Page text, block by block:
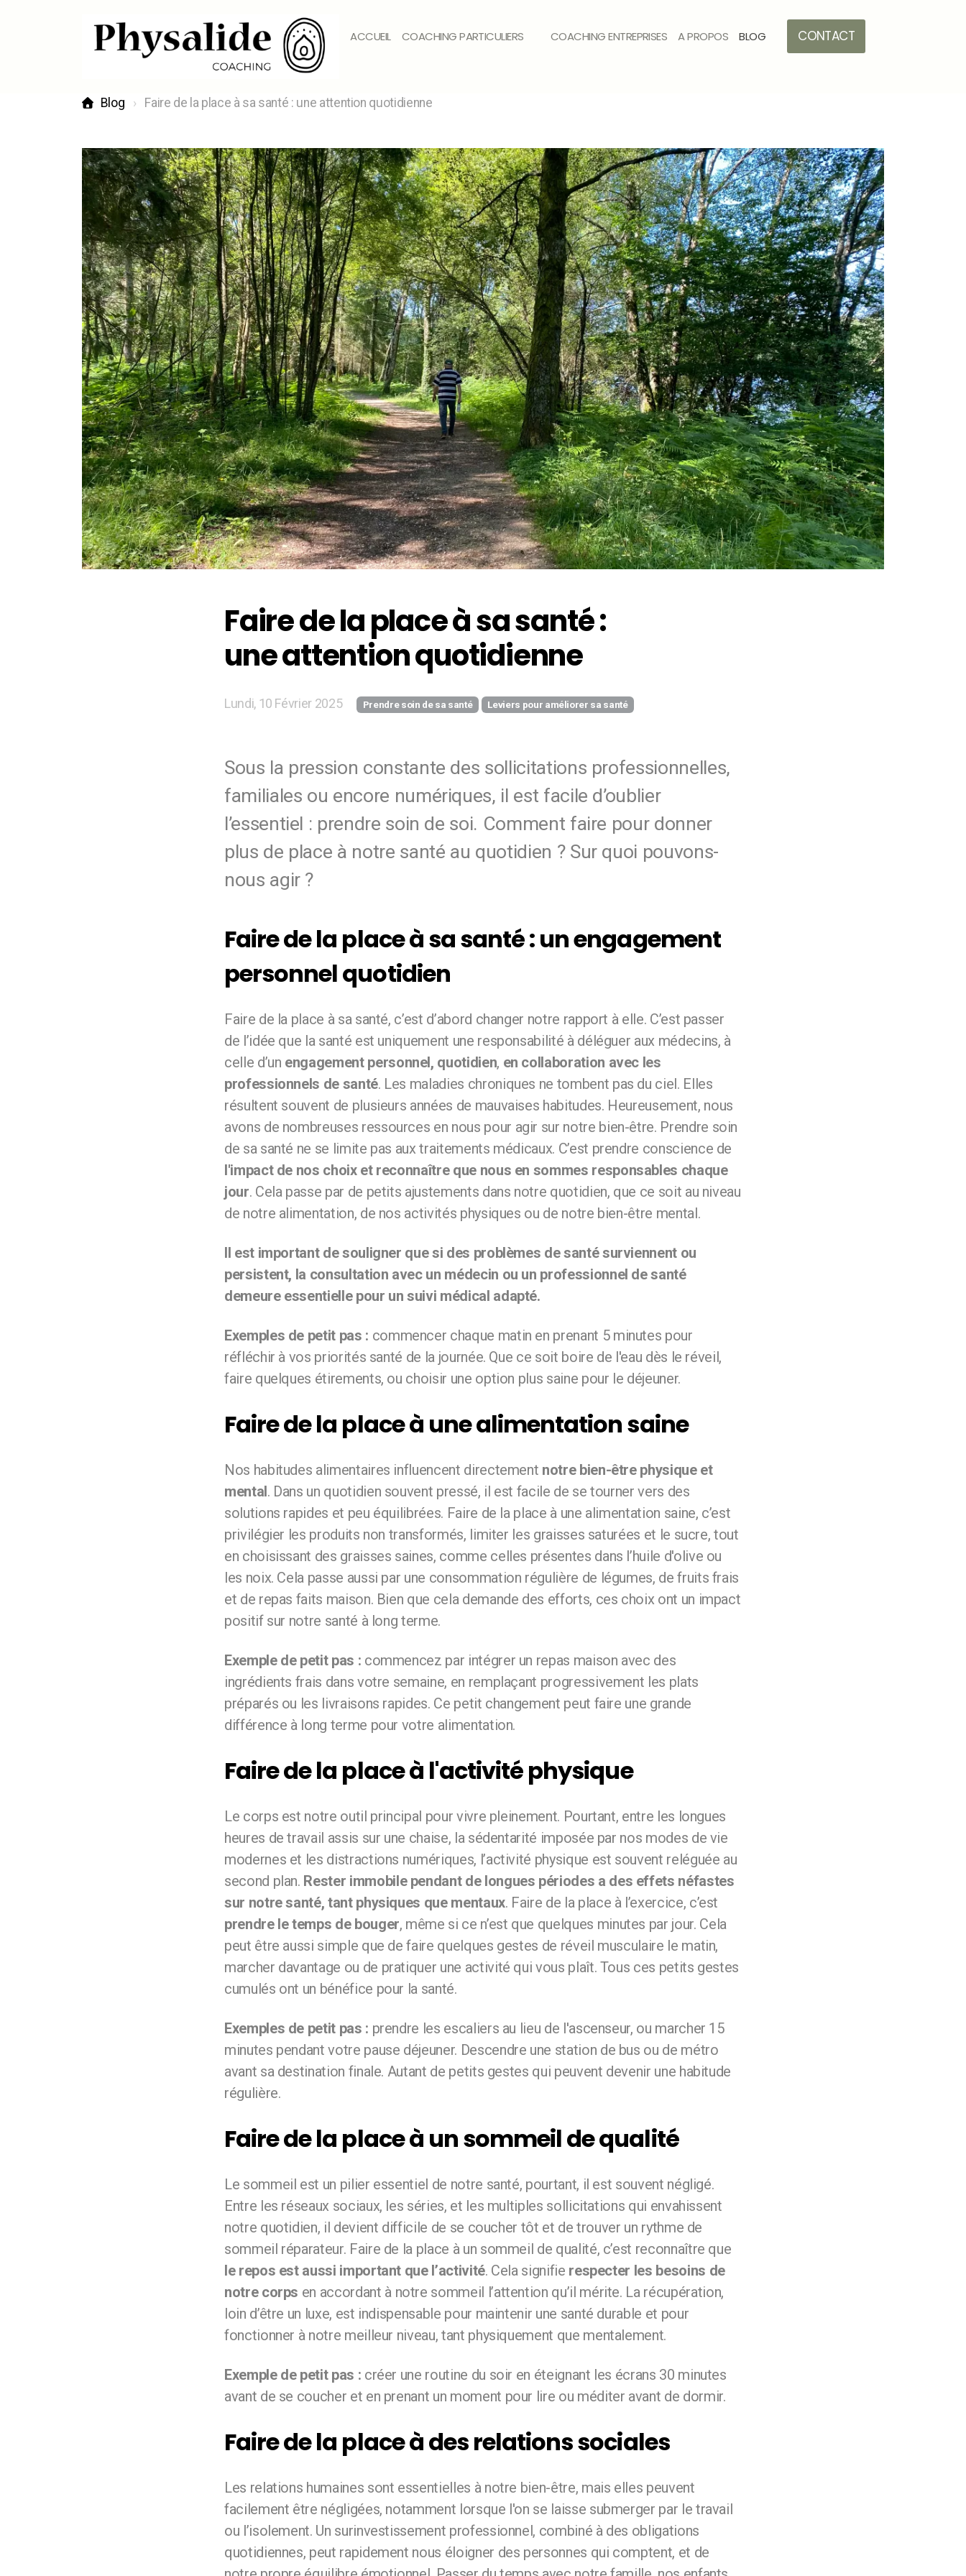
ACCUEIL COACHING PARTICULIERS COACHING ENTREPRISES A PROPOS BLOG CONTACT
Blog Faire de la place à sa santé : une attention quotidienne
Faire de la place à sa santé :
une attention quotidienne
Lundi, 10 Février 2025 Prendre soin de sa santé Leviers pour améliorer sa santé
Sous la pression constante des sollicitations professionnelles,
familiales ou encore numériques, il est facile d’oublier
l’essentiel : prendre soin de soi. Comment faire pour donner
plus de place à notre santé au quotidien ? Sur quoi pouvons-
nous agir ?
Faire de la place à sa santé : un engagement
personnel quotidien
Faire de la place à sa santé, c’est d’abord changer notre rapport à elle. C’est passer
de l’idée que la santé est uniquement une responsabilité à déléguer aux médecins, à
celle d’un engagement personnel, quotidien, en collaboration avec les
professionnels de santé. Les maladies chroniques ne tombent pas du ciel. Elles
résultent souvent de plusieurs années de mauvaises habitudes. Heureusement, nous
avons de nombreuses ressources en nous pour agir sur notre bien-être. Prendre soin
de sa santé ne se limite pas aux traitements médicaux. C’est prendre conscience de
l'impact de nos choix et reconnaître que nous en sommes responsables chaque
jour. Cela passe par de petits ajustements dans notre quotidien, que ce soit au niveau
de notre alimentation, de nos activités physiques ou de notre bien-être mental.
Il est important de souligner que si des problèmes de santé surviennent ou
persistent, la consultation avec un médecin ou un professionnel de santé
demeure essentielle pour un suivi médical adapté.
Exemples de petit pas : commencer chaque matin en prenant 5 minutes pour
réfléchir à vos priorités santé de la journée. Que ce soit boire de l'eau dès le réveil,
faire quelques étirements, ou choisir une option plus saine pour le déjeuner.
Faire de la place à une alimentation saine
Nos habitudes alimentaires influencent directement notre bien-être physique et
mental. Dans un quotidien souvent pressé, il est facile de se tourner vers des
solutions rapides et peu équilibrées. Faire de la place à une alimentation saine, c’est
privilégier les produits non transformés, limiter les graisses saturées et le sucre, tout
en choisissant des graisses saines, comme celles présentes dans l’huile d'olive ou
les noix. Cela passe aussi par une consommation régulière de légumes, de fruits frais
et de repas faits maison. Bien que cela demande des efforts, ces choix ont un impact
positif sur notre santé à long terme.
Exemple de petit pas : commencez par intégrer un repas maison avec des
ingrédients frais dans votre semaine, en remplaçant progressivement les plats
préparés ou les livraisons rapides. Ce petit changement peut faire une grande
différence à long terme pour votre alimentation.
Faire de la place à l'activité physique
Le corps est notre outil principal pour vivre pleinement. Pourtant, entre les longues
heures de travail assis sur une chaise, la sédentarité imposée par nos modes de vie
modernes et les distractions numériques, l’activité physique est souvent reléguée au
second plan. Rester immobile pendant de longues périodes a des effets néfastes
sur notre santé, tant physiques que mentaux. Faire de la place à l’exercice, c’est
prendre le temps de bouger, même si ce n’est que quelques minutes par jour. Cela
peut être aussi simple que de faire quelques gestes de réveil musculaire le matin,
marcher davantage ou de pratiquer une activité qui vous plaît. Tous ces petits gestes
cumulés ont un bénéfice pour la santé.
Exemples de petit pas : prendre les escaliers au lieu de l'ascenseur, ou marcher 15
minutes pendant votre pause déjeuner. Descendre une station de bus ou de métro
avant sa destination finale. Autant de petits gestes qui peuvent devenir une habitude
régulière.
Faire de la place à un sommeil de qualité
Le sommeil est un pilier essentiel de notre santé, pourtant, il est souvent négligé.
Entre les réseaux sociaux, les séries, et les multiples sollicitations qui envahissent
notre quotidien, il devient difficile de se coucher tôt et de trouver un rythme de
sommeil réparateur. Faire de la place à un sommeil de qualité, c’est reconnaître que
le repos est aussi important que l’activité. Cela signifie respecter les besoins de
notre corps en accordant à notre sommeil l’attention qu’il mérite. La récupération,
loin d’être un luxe, est indispensable pour maintenir une santé durable et pour
fonctionner à notre meilleur niveau, tant physiquement que mentalement.
Exemple de petit pas : créer une routine du soir en éteignant les écrans 30 minutes
avant de se coucher et en prenant un moment pour lire ou méditer avant de dormir.
Faire de la place à des relations sociales
Les relations humaines sont essentielles à notre bien-être, mais elles peuvent
facilement être négligées, notamment lorsque l'on se laisse submerger par le travail
ou l’isolement. Un surinvestissement professionnel, combiné à des obligations
quotidiennes, peut rapidement nous éloigner des personnes qui comptent, et de